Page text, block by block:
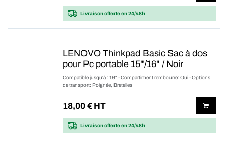
Livraison offerteen 24/48h
LENOVO Thinkpad Basic Sac à dos
pour Pc portable 15"/16" / Noir
Compatible jusqu'à : 16" - Compartiment rembourré: Oui - Options
de transport: Poignée, Bretelles
18,00€ HT
Livraison offerteen 24/48h